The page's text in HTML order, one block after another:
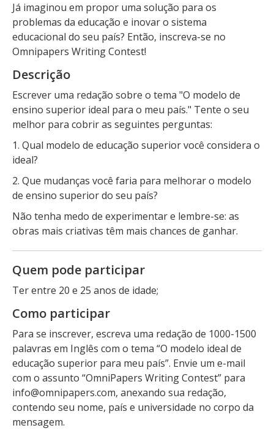
Já imaginou em propor uma solução para os
problemas da educação e inovar o sistema
educacional do seu país? Então, inscreva-se no
Omnipapers Writing Contest!
Descrição
Escrever uma redação sobre o tema "O modelo de
ensino superior ideal para o meu país." Tente o seu
melhor para cobrir as seguintes perguntas:
1. Qual modelo de educação superior você considera o
ideal?
2. Que mudanças você faria para melhorar o modelo
de ensino superior do seu país?
Não tenha medo de experimentar e lembre-se: as
obras mais criativas têm mais chances de ganhar.
Quem pode participar
Ter entre 20 e 25 anos de idade;
Como participar
Para se inscrever, escreva uma redação de 1000-1500
palavras em Inglês com o tema “O modelo ideal de
educação superior para meu país”. Envie um e-mail
com o assunto “OmniPapers Writing Contest” para
info@omnipapers.com, anexando sua redação,
contendo seu nome, país e universidade no corpo da
mensagem.